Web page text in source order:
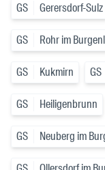
GS Gerersdorf-Sulz
GS Rohr im
GS Kukmirn GS
GS Heiligenbrunn
GS Neuberg im